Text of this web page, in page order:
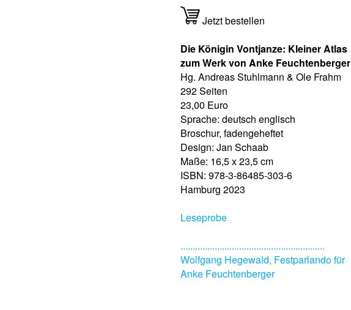
Jetzt bestellen
Die Königin Vontjanze: Kleiner Atlas
zum Werk von Anke Feuchtenberger
Hg. Andreas Stuhlmann & Ole Frahm
292 Seiten
23,00 Euro
Sprache: deutsch englisch
Broschur, fadengeheftet
Design: Jan Schaab
Maße: 16,5 x 23,5 cm
ISBN: 978-3-86485-303-6
Hamburg 2023
Leseprobe
...........................................................
Wolfgang Hegewald, Festparlando für
Anke Feuchtenberger